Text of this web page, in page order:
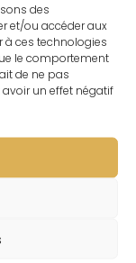
des
et/ou accéder aux
à ces technologies
le comportement
de ne pas
un effet négatif
l’e-mail de
De
et ses
Cela permet
dans la file
site (le cas